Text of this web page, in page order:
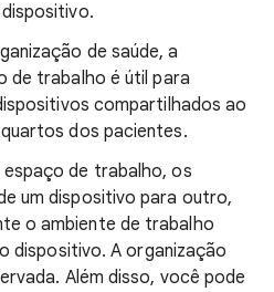
de saúde, a
de trabalho é útil para
compartilhados ao
dos pacientes.
de trabalho, os
um dispositivo para outro,
o ambiente de trabalho
dispositivo. A organização
Além disso, você pode